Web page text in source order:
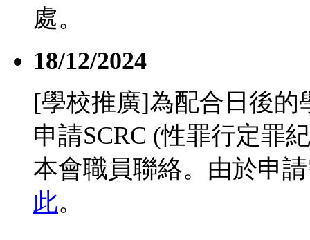
處。
18/12/2024
[學校推廣]為配合日後的
申請SCRC (性罪行定罪
本會職員聯絡。由於申
此。